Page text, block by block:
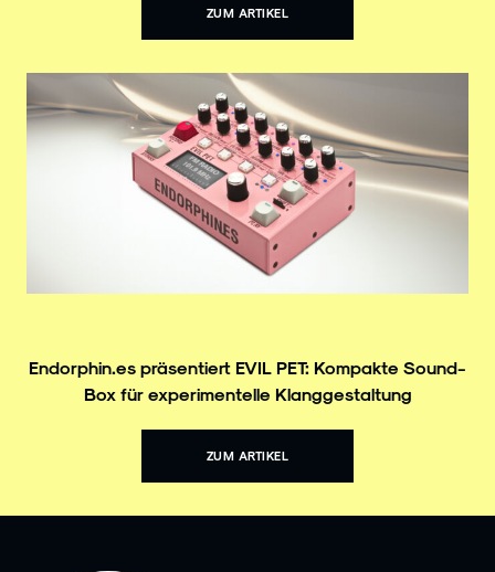
ZUM ARTIKEL
Endorphin.es präsentiert EVIL PET: Kompakte Sound-
Box für experimentelle Klanggestaltung
ZUM ARTIKEL